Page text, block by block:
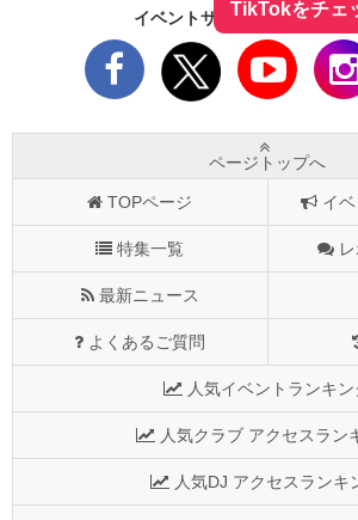
TikTokをチェ
イベントサーチをフォローし
ページトップへ
TOPページ イ
特集一覧
最新ニュース
よくあるご質問
人気イベントランキン
人気クラブ アクセスラン
人気DJ アクセスランキ